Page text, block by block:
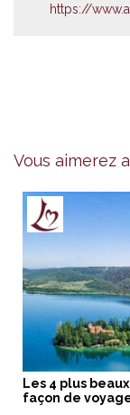
https://
Vous aimerez
Les 4 plus
façon de